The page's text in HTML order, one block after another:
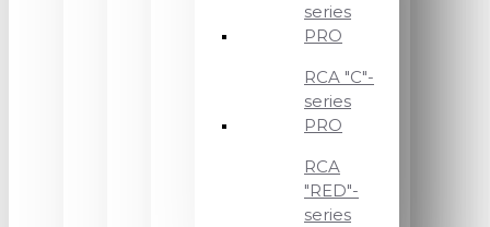
series
PRO
RCA "C"-
series
PRO
RCA
"RED"-
series